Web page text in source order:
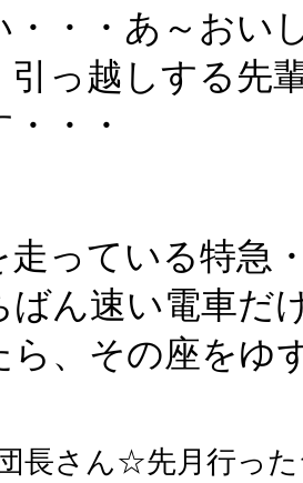
・・・あ～おい
っ越しする先
・・
走っている特急
ばん速い電車だ
ら、その座をゆ
長さん☆先月行っ